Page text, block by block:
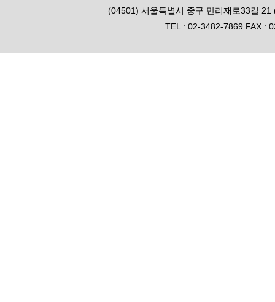
(04501) 서울특별시 중구 만리재로33길
TEL : 02-3482-7869 FAX :